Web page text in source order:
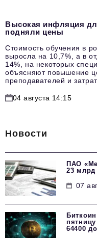
Высокая инфляция
подняли цены
Стоимость обучения в
выросла на 10,7%, а в
14%, на некоторых
объясняют повышение
преподавателей и
04 августа 14:15
Новости
ПАО
23 млрд
07
64400